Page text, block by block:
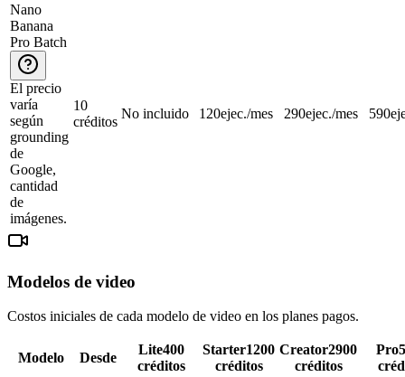
Nano
Banana
Pro Batch
El precio
varía
según
grounding
de
Google,
cantidad
de
imágenes.
10
créditos
No incluido 120ejec./mes 290ejec./mes 590
Modelos de video
Costos iniciales de cada modelo de video en los planes pagos.
Modelo Desde
Lite400
créditos
Starter1200
créditos
Creator2900
créditos
Pro